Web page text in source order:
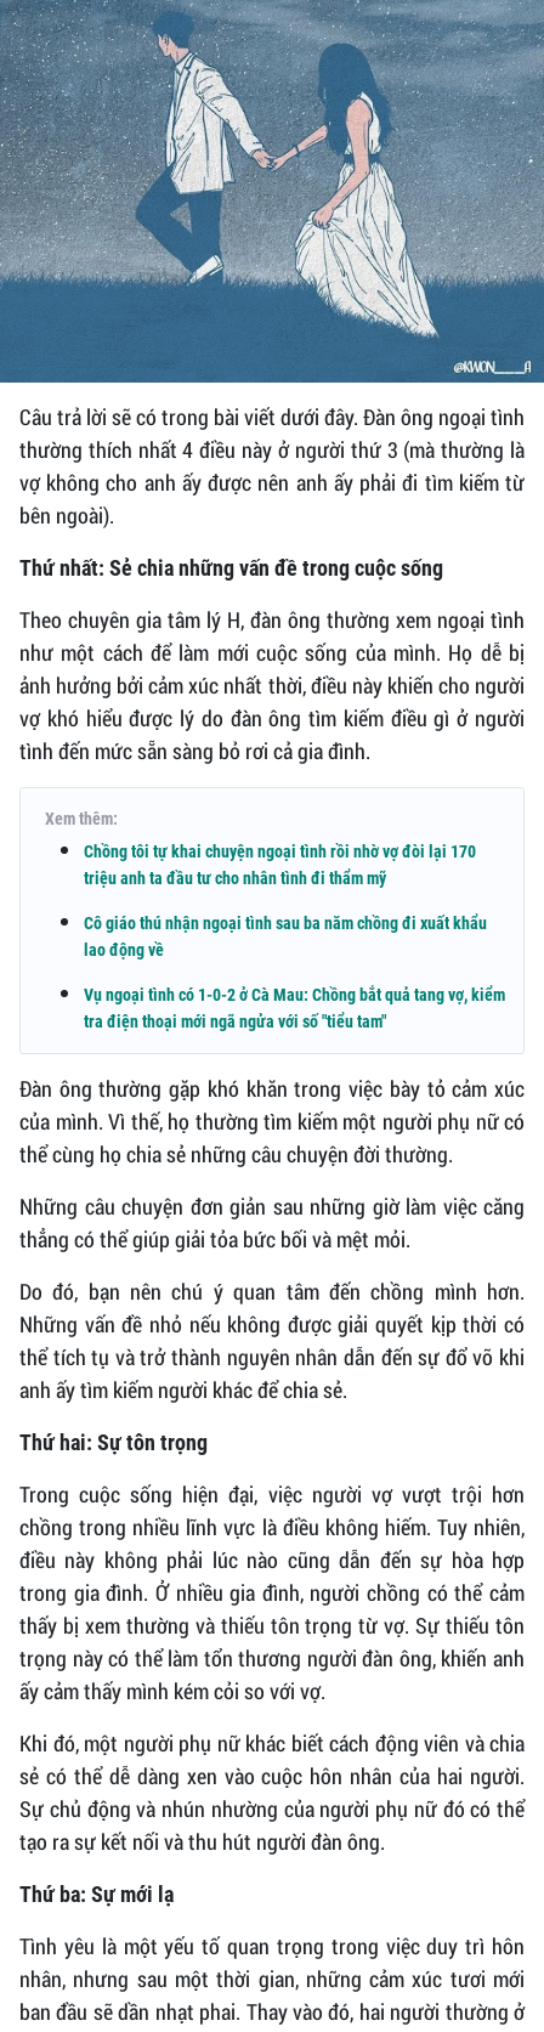
Câu trả lời sẽ có trong bài viết dưới đây. Đàn ông ngoại tình
thường thích nhất 4 điều này ở người thứ 3 (mà thường là
vợ không cho anh ấy được nên anh ấy phải đi tìm kiếm từ
bên ngoài).
Thứ nhất: Sẻ chia những vấn đề trong cuộc sống
Theo chuyên gia tâm lý H, đàn ông thường xem ngoại tình
như một cách để làm mới cuộc sống của mình. Họ dễ bị
ảnh hưởng bởi cảm xúc nhất thời, điều này khiến cho người
vợ khó hiểu được lý do đàn ông tìm kiếm điều gì ở người
tình đến mức sẵn sàng bỏ rơi cả gia đình.
Xem thêm:
Chồng tôi tự khai chuyện ngoại tình rồi nhờ vợ đòi lại 170
triệu anh ta đầu tư cho nhân tình đi thẩm mỹ
Cô giáo thú nhận ngoại tình sau ba năm chồng đi xuất khẩu
lao động về
Vụ ngoại tình có 1-0-2 ở Cà Mau: Chồng bắt quả tang vợ, kiểm
tra điện thoại mới ngã ngửa với số "tiểu tam"
Đàn ông thường gặp khó khăn trong việc bày tỏ cảm xúc
của mình. Vì thế, họ thường tìm kiếm một người phụ nữ có
thể cùng họ chia sẻ những câu chuyện đời thường.
Những câu chuyện đơn giản sau những giờ làm việc căng
thẳng có thể giúp giải tỏa bức bối và mệt mỏi.
Do đó, bạn nên chú ý quan tâm đến chồng mình hơn.
Những vấn đề nhỏ nếu không được giải quyết kịp thời có
thể tích tụ và trở thành nguyên nhân dẫn đến sự đổ vỡ khi
anh ấy tìm kiếm người khác để chia sẻ.
Thứ hai: Sự tôn trọng
Trong cuộc sống hiện đại, việc người vợ vượt trội hơn
chồng trong nhiều lĩnh vực là điều không hiếm. Tuy nhiên,
điều này không phải lúc nào cũng dẫn đến sự hòa hợp
trong gia đình. Ở nhiều gia đình, người chồng có thể cảm
thấy bị xem thường và thiếu tôn trọng từ vợ. Sự thiếu tôn
trọng này có thể làm tổn thương người đàn ông, khiến anh
ấy cảm thấy mình kém cỏi so với vợ.
Khi đó, một người phụ nữ khác biết cách động viên và chia
sẻ có thể dễ dàng xen vào cuộc hôn nhân của hai người.
Sự chủ động và nhún nhường của người phụ nữ đó có thể
tạo ra sự kết nối và thu hút người đàn ông.
Thứ ba: Sự mới lạ
Tình yêu là một yếu tố quan trọng trong việc duy trì hôn
nhân, nhưng sau một thời gian, những cảm xúc tươi mới
ban đầu sẽ dần nhạt phai. Thay vào đó, hai người thường ở